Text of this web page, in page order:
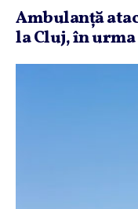
Ambulanţă
la Cluj, în